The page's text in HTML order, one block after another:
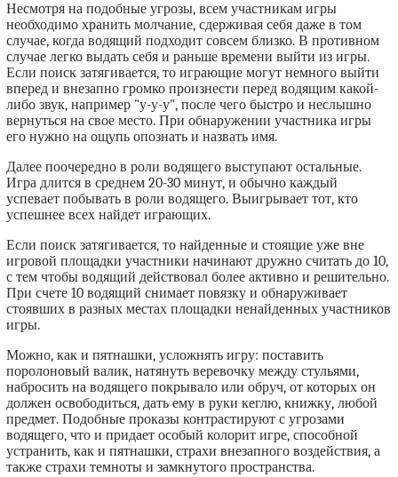
Несмотря на подобные угрозы, всем участникам игры
необходимо хранить молчание, сдерживая себя даже в том
случае, когда водящий подходит совсем близко. В противном
случае легко выдать себя и раньше времени выйти из игры.
Если поиск затягивается, то играющие могут немного выйти
вперед и внезапно громко произнести перед водящим какой-
либо звук, например "у-у-у", после чего быстро и неслышно
вернуться на свое место. При обнаружении участника игры
его нужно на ощупь опознать и назвать имя.
Далее поочередно в роли водящего выступают остальные.
Игра длится в среднем 20-30 минут, и обычно каждый
успевает побывать в роли водящего. Выигрывает тот, кто
успешнее всех найдет играющих.
Если поиск затягивается, то найденные и стоящие уже вне
игровой площадки участники начинают дружно считать до 10,
с тем чтобы водящий действовал более активно и решительно.
При счете 10 водящий снимает повязку и обнаруживает
стоявших в разных местах площадки ненайденных участников
игры.
Можно, как и пятнашки, усложнять игру: поставить
поролоновый валик, натянуть веревочку между стульями,
набросить на водящего покрывало или обруч, от которых он
должен освободиться, дать ему в руки кеглю, книжку, любой
предмет. Подобные проказы контрастируют с угрозами
водящего, что и придает особый колорит игре, способной
устранить, как и пятнашки, страхи внезапного воздействия, а
также страхи темноты и замкнутого пространства.